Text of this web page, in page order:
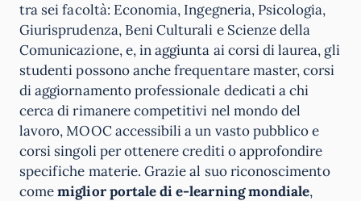
tra sei facoltà: Economia, Ingegneria, Psicologia,
Giurisprudenza, Beni Culturali e Scienze della
Comunicazione, e, in aggiunta ai corsi di laurea, gli
studenti possono anche frequentare master, corsi
di aggiornamento professionale dedicati a chi
cerca di rimanere competitivi nel mondo del
lavoro, MOOC accessibili a un vasto pubblico e
corsi singoli per ottenere crediti o approfondire
specifiche materie. Grazie al suo riconoscimento
comemiglior portale di e-learning mondiale,